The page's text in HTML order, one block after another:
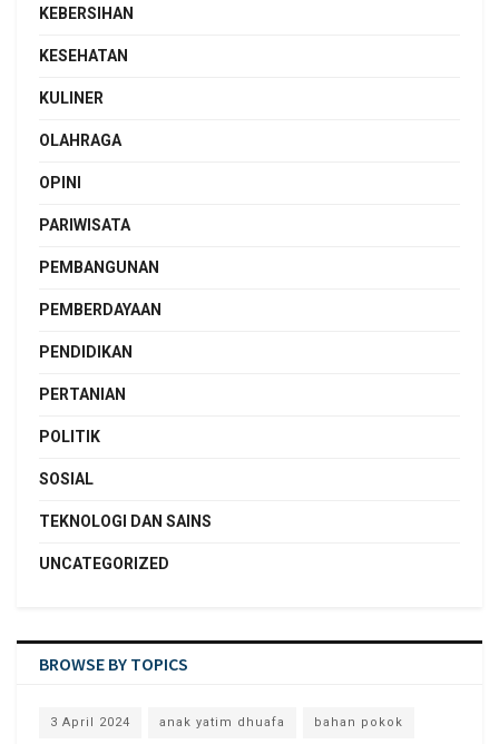
KEBERSIHAN
KESEHATAN
KULINER
OLAHRAGA
OPINI
PARIWISATA
PEMBANGUNAN
PEMBERDAYAAN
PENDIDIKAN
PERTANIAN
POLITIK
SOSIAL
TEKNOLOGI DAN SAINS
UNCATEGORIZED
BROWSE BY TOPICS
3 April 2024 anak yatim dhuafa bahan pokok